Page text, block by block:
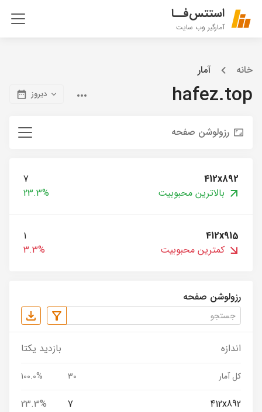
استتس‌فــا
آمارگیر وب سایت
خانه آمار
hafez.top دیروز
رزولوشن صفحه
412x892
7
بالاترین محبوبیت
23.3%
412x915
1
کمترین محبوبیت
3.3%
رزولوشن صفحه
اندازه بازدید یکتا
کل آمار 30
100.0%
412x892
7
23.3%